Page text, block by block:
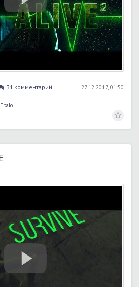
31 комментарий 27.12.2017, 01:50